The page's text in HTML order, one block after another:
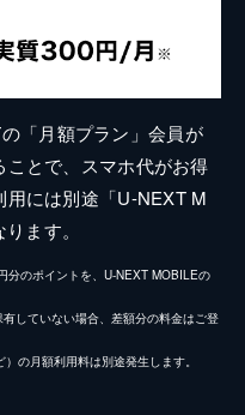
「月額プラン」会員が
とで、スマホ代がお得
には別途「U-NEXT M
ます。
分のポイントを、U-NEXT MOBILEの
していない場合、差額分の料金はご登
の月額利用料は別途発生します。